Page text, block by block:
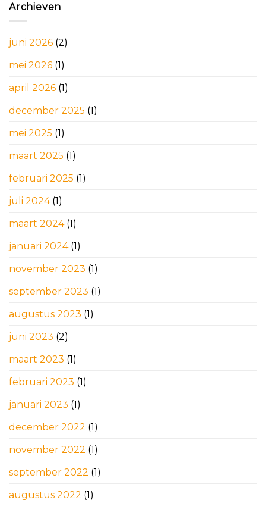
Archieven
juni 2026 (2)
mei 2026 (1)
april 2026 (1)
december 2025 (1)
mei 2025 (1)
maart 2025 (1)
februari 2025 (1)
juli 2024(1)
maart 2024(1)
januari 2024(1)
november 2023 (1)
september 2023 (1)
augustus 2023 (1)
juni 2023 (2)
maart 2023 (1)
februari 2023 (1)
januari 2023 (1)
december 2022 (1)
november 2022 (1)
september 2022 (1)
augustus 2022 (1)